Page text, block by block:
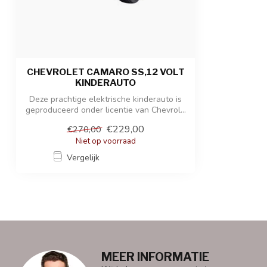
CHEVROLET CAMARO SS,12 VOLT
KINDERAUTO
Deze prachtige elektrische kinderauto is
geproduceerd onder licentie van Chevrol...
€270,00 €229,00
Niet op voorraad
Vergelijk
MEER INFORMATIE